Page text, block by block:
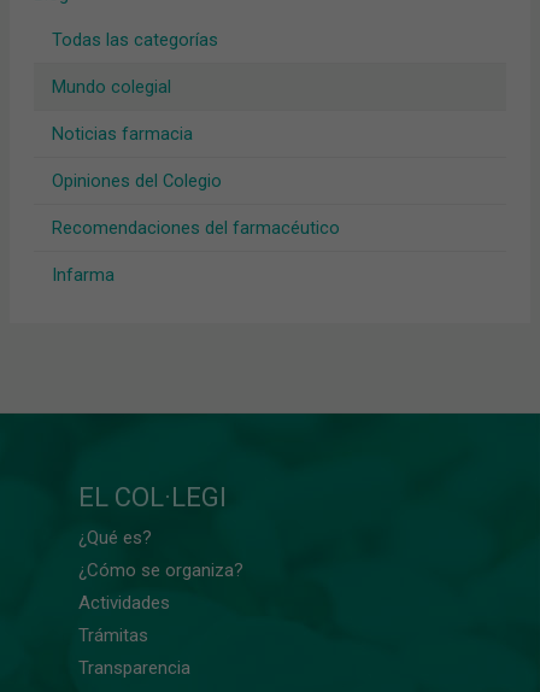
Todas las categorías
Mundo colegial
Noticias farmacia
Opiniones del Colegio
Recomendaciones del farmacéutico
Infarma
EL COL·LEGI
¿Qué es?
¿Cómo se organiza?
Actividades
Trámitas
Transparencia